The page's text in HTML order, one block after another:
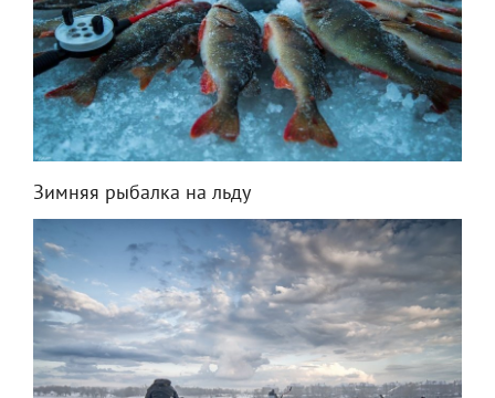
Зимняя рыбалка на льду